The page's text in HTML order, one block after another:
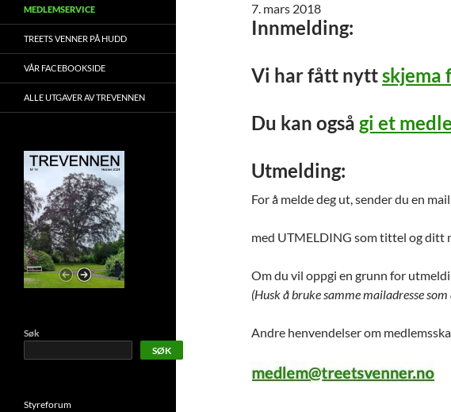
7. mars 2018
Innmelding:
Vi har fått nyttskjema
Du kan også gi et
Utmelding:
For å melde deg ut, sender du en
med UTMELDING som tittel og ditt
Om du vil oppgi en grunn for
(Husk å bruke samme mailadresse
Andre henvendelser om
MEDLEMSERVICE
TREETS VENNER PÅ HUDD
VÅR FACEBOOKSIDE
ALLE UTGAVER AV TREVENNEN
Søk
SØK
Styreforum